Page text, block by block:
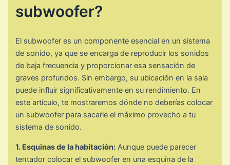
subwoofer?
El subwoofer es un componente esencial en un sistema
de sonido, ya que se encarga de reproducir los sonidos
de baja frecuencia y proporcionar esa sensación de
graves profundos. Sin embargo, su ubicación en la sala
puede influir significativamente en su rendimiento. En
este artículo, te mostraremos dónde no deberías colocar
un subwoofer para sacarle el máximo provecho a tu
sistema de sonido.
1. Esquinas de la habitación: Aunque puede parecer
tentador colocar el subwoofer en una esquina de la